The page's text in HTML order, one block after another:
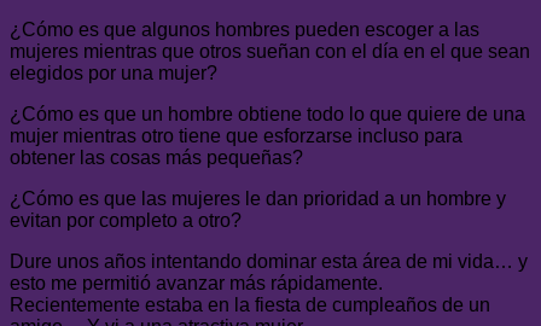
¿Cómo es que algunos hombres pueden escoger a las
mujeres mientras que otros sueñan con el día en el que sean
elegidos por una mujer?
¿Cómo es que un hombre obtiene todo lo que quiere de una
mujer mientras otro tiene que esforzarse incluso para
obtener las cosas más pequeñas?
¿Cómo es que las mujeres le dan prioridad a un hombre y
evitan por completo a otro?
Dure unos años intentando dominar esta área de mi vida… y
esto me permitió avanzar más rápidamente.
Recientemente estaba en la fiesta de cumpleaños de un